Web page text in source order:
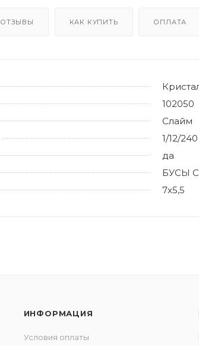
ОТЗЫВЫ КАК КУПИТЬ ОПЛАТА
102050
Слайм
1/12/240
да
БУСЫ
7х5,5
ИНФОРМАЦИЯ
Условия оплаты